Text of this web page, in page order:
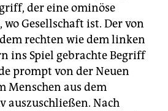
der eine ominöse
Gesellschaft ist. Der von
rechten wie dem linken
ins Spiel gebrachte Begriff
prompt von der Neuen
Menschen aus dem
auszuschließen. Nach